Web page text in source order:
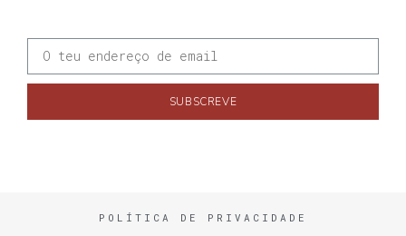
SUBSCREVE
POLÍTICA DE PRIVACIDADE